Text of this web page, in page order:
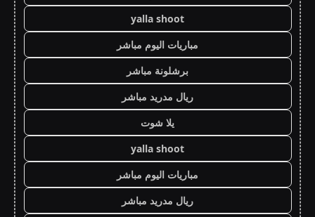
yalla shoot
مباريات اليوم مباشر
برشلونة مباشر
ريال مدريد مباشر
يلا شوت
yalla shoot
مباريات اليوم مباشر
ريال مدريد مباشر